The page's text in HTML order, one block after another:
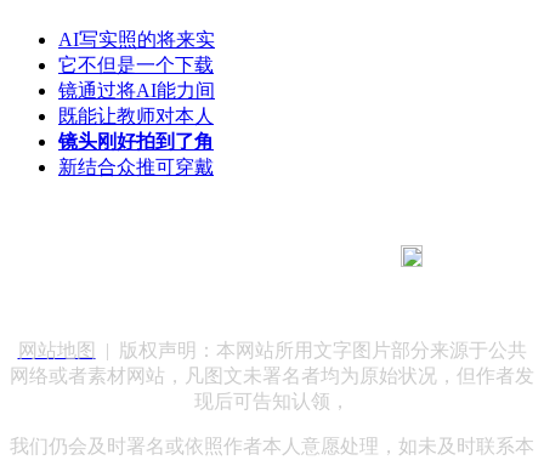
AI写实照的将来实
它不但是一个下载
镜通过将AI能力间
既能让教师对本人
镜头刚好拍到了角
新结合众推可穿戴
网站地图
| 版权声明：本网站所用文字图片部分来源于公共
网络或者素材网站，凡图文未署名者均为原始状况，但作者发
现后可告知认领，
我们仍会及时署名或依照作者本人意愿处理，如未及时联系本